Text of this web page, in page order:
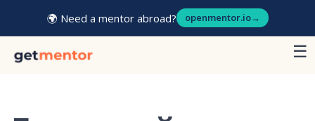
🌍 Need a mentor abroad? openmentor.io→
☰